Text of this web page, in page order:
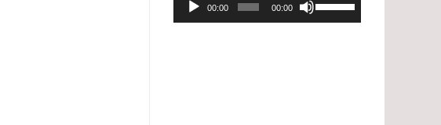
chơi
00:00 00:00
dụng